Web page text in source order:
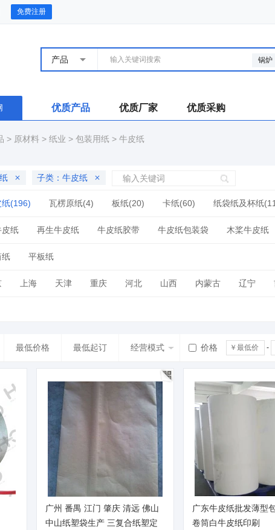
免费注册
产品 锅炉
优质产品 优质厂家 优质采购
> 原材料 > 纸业 > 包装用纸 > 牛皮纸
子类：牛皮纸
纸(196) 瓦楞原纸(4) 板纸(20) 卡纸(60) 纸袋纸及杯纸
商标标签纸(2) 淋膜纸(2) 硅油纸(3) 其他包装用纸(21)
皮纸 再生牛皮纸 牛皮纸胶带 牛皮纸包装袋 木桨牛皮纸
进口牛皮纸
纸 平板纸
上海 天津 重庆 河北 山西 内蒙古 辽宁
最低价格 最低起订 经营模式 价格 -
广州 番禺 江门 肇庆 清远 佛山
中山纸塑袋生产 三复合纸塑定
广东牛皮纸批发薄型
卷筒白牛皮纸印刷